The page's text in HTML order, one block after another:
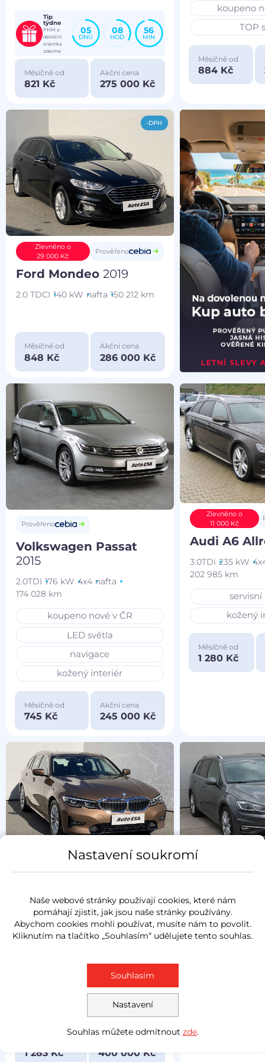
Tip
týdne
PHM a
dálniční
známka
zdarma
05
DNŮ
08
HOD
56
MIN
Měsíčně od
821 Kč
Akční cena
275 000 Kč
koupeno
TOP
Měsíčně od
884 Kč
-DPH
Zlevněno o
29 000 Kč
Prověřeno
Ford Mondeo2019
2.0 TDCI 140 kW nafta 150 212 km
Měsíčně od
848 Kč
Akční cena
286 000 Kč
Prověřeno
Volkswagen Passat
2015
2.0TDI 176 kW 4x4 nafta
174 028 km
koupeno nové v ČR
LED světla
navigace
kožený interiér
Měsíčně od
745 Kč
Akční cena
245 000 Kč
Zlevněno o
11 000 Kč
Audi A6
3.0TDi 235 kW
202 985 km
kožený
Měsíčně od
1 280 Kč
BMW Řada 32019
Sport Line
LED světla
navigace
kožený interiér
1 283 Kč 400 000 Kč
1.6TDi 85 kW
LED
Nastavení soukromí
Naše webové stránky používají cookies, které nám
pomáhají zjistit, jak jsou naše stránky používány.
Abychom cookies mohli používat, musíte nám to povolit.
Kliknutím na tlačítko „Souhlasím“ udělujete tento souhlas.
Nastavení
Souhlasím
Souhlas můžete odmítnout zde.